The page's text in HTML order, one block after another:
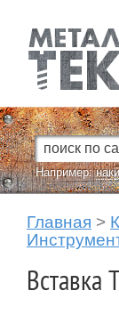
Fein —
металла.
Например:
Главная >
Вставка